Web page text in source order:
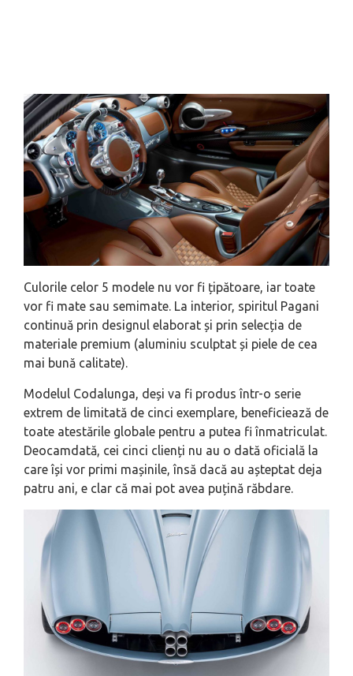
Culorile celor 5 modele nu vor fi țipătoare, iar toate
vor fi mate sau semimate. La interior, spiritul Pagani
continuă prin designul elaborat și prin selecția de
materiale premium (aluminiu sculptat și piele de cea
mai bună calitate).
Modelul Codalunga, deși va fi produs într-o serie
extrem de limitată de cinci exemplare, beneficiează de
toate atestările globale pentru a putea fi înmatriculat.
Deocamdată, cei cinci clienți nu au o dată oficială la
care își vor primi mașinile, însă dacă au așteptat deja
patru ani, e clar că mai pot avea puțină răbdare.